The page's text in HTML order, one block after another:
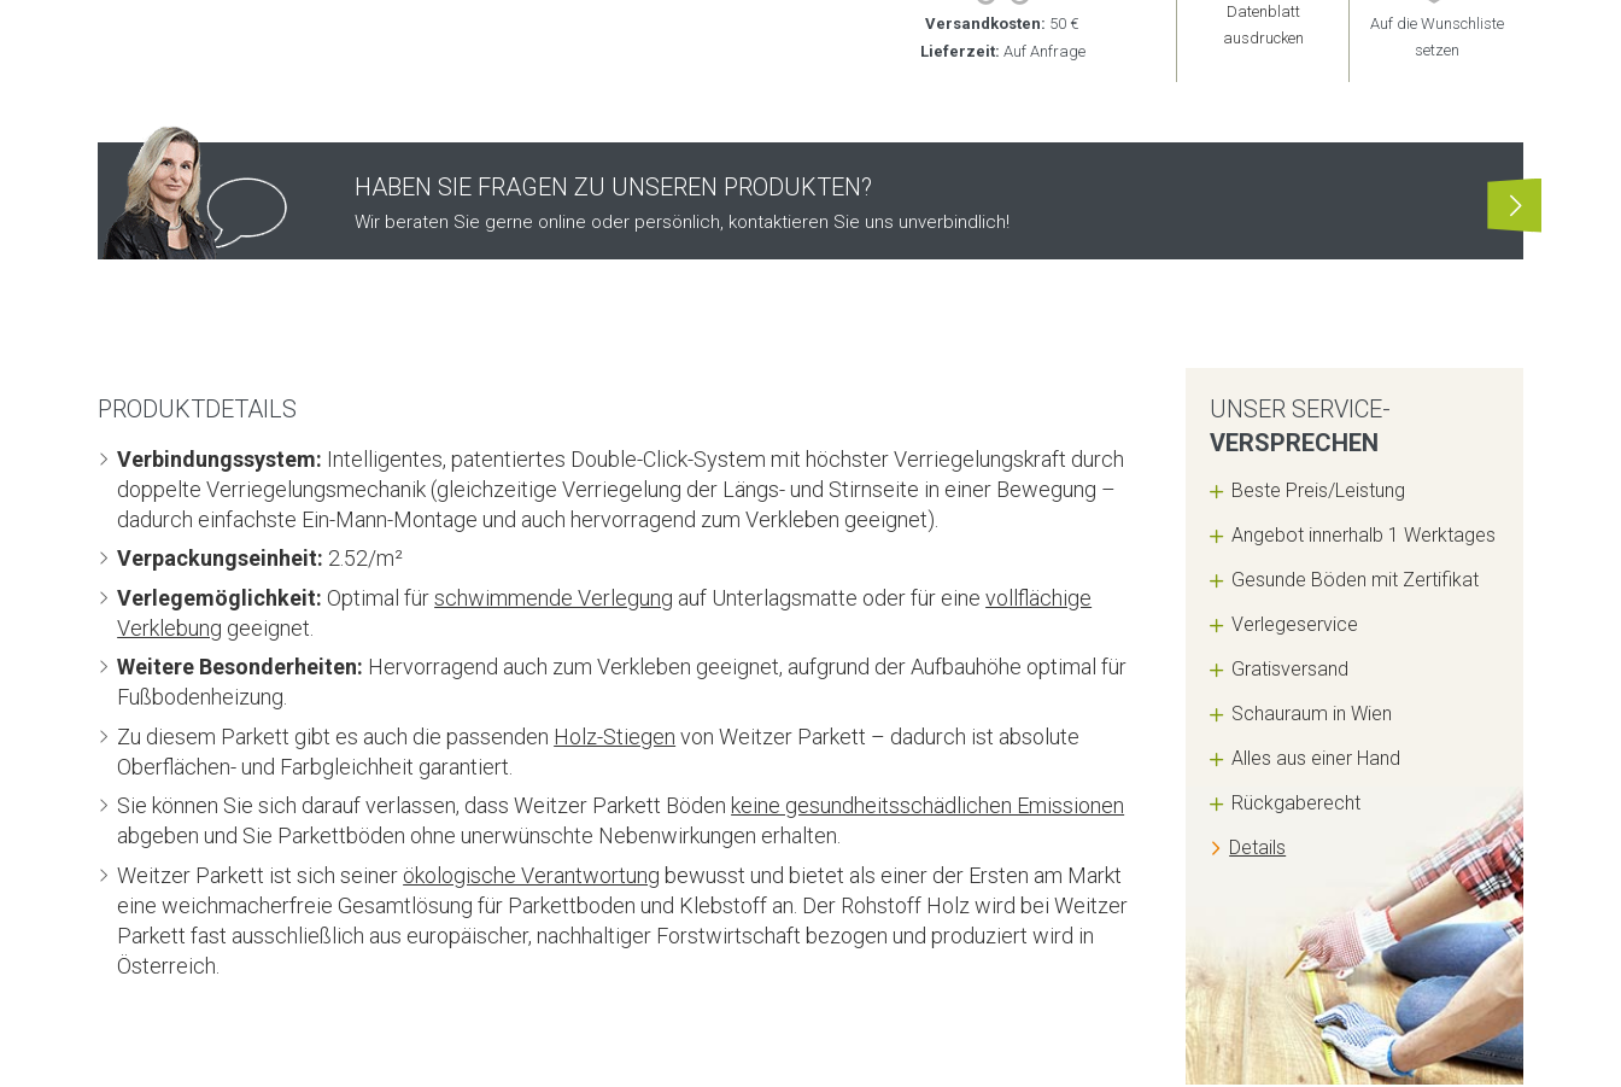
Versandkosten: 50 €
Lieferzeit: Auf Anfrage
Datenblatt
ausdrucken
Auf die Wunschliste
setzen
HABEN SIE FRAGEN ZU UNSEREN PRODUKTEN?
Wir beraten Sie gerne online oder persönlich, kontaktieren Sie uns unverbindlich!
PRODUKTDETAILS
Verbindungssystem: Intelligentes, patentiertes Double-Click-System mit höchster Verriegelungskraft durch
doppelte Verriegelungsmechanik (gleichzeitige Verriegelung der Längs- und Stirnseite in einer Bewegung –
dadurch einfachste Ein-Mann-Montage und auch hervorragend zum Verkleben geeignet).
Verpackungseinheit: 2.52/m²
Verlegemöglichkeit: Optimal fürschwimmende Verlegung auf Unterlagsmatte oder für einevollflächige
Verklebung geeignet.
Weitere Besonderheiten: Hervorragend auch zum Verkleben geeignet, aufgrund der Aufbauhöhe optimal für
Fußbodenheizung.
Zu diesem Parkett gibt es auch die passenden Holz-Stiegen von Weitzer Parkett – dadurch ist absolute
Oberflächen- und Farbgleichheit garantiert.
Sie können Sie sich darauf verlassen, dass Weitzer Parkett Böden keine gesundheitsschädlichen Emissionen
abgeben und Sie Parkettböden ohne unerwünschte Nebenwirkungen erhalten.
Weitzer Parkett ist sich seiner ökologische Verantwortung bewusst und bietet als einer der Ersten am Markt
eine weichmacherfreie Gesamtlösung für Parkettboden und Klebstoff an. Der Rohstoff Holz wird bei Weitzer
Parkett fast ausschließlich aus europäischer, nachhaltiger Forstwirtschaft bezogen und produziert wird in
Österreich.
UNSER SERVICE-
VERSPRECHEN
Beste Preis/Leistung
Angebot innerhalb 1 Werktages
Gesunde Böden mit Zertifikat
Verlegeservice
Gratisversand
Schauraum in Wien
Alles aus einer Hand
Rückgaberecht
Details